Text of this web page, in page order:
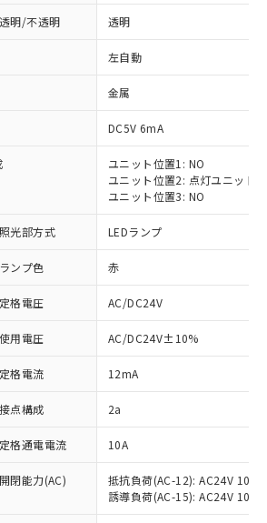
透明/不透明 透明
左自動
金属
DC5V 6mA
ユニット位置1: NO
ユニット位置2: 点灯ユニット
ユニット位置3: NO
照光部方式 LEDランプ
ランプ色 赤
定格電圧 AC/DC24V
使用電圧 AC/DC24V±10%
定格電流 12mA
接点構成 2a
定格通電電流 10A
開閉能力(AC)
抵抗負荷(AC-12): AC24V 10A/
誘導負荷(AC-15): AC24V
条件
をお読みいただき、同意のうえ
況
：EU RoHS指令（10物質）の
応した製品が提供可能な商品で
EU RoHS指令（10物質）の非含
製品に切り替える予定のある
し：EU RoHS指令（10物質）の
対応の商品で、対応品を出す予